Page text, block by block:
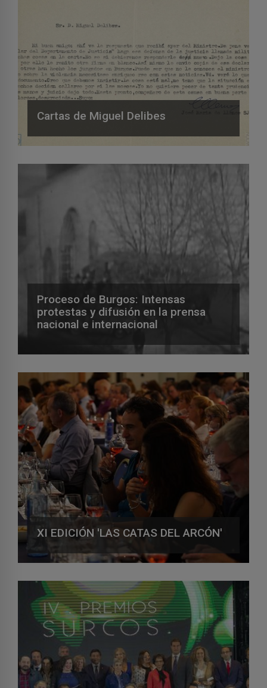
Cartas de Miguel Delibes
Proceso de Burgos: Intensas
protestas y difusión en la prensa
nacional e internacional
XI EDICIÓN 'LAS CATAS DEL ARCÓN'